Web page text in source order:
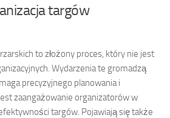
targów
to złożony proces, który nie jest
Wydarzenia te gromadzą
precyzyjnego planowania i
zaangażowanie organizatorów w
targów. Pojawiają się także